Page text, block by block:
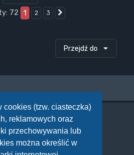
cookies (tzw. ciasteczka)
reklamowych oraz
przechowywania lub
można określić w
72
1 2 3
Przejdź do
forum
tematów
w tematach